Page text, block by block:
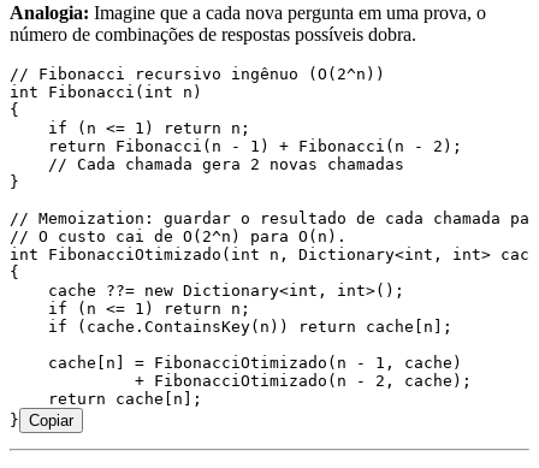
Analogia: Imagine que a cada nova pergunta em uma prova, o
número de combinações de respostas possíveis dobra.
// Fibonacci recursivo ingênuo (O(2^n))
int Fibonacci ( int n)
{
    if
(n <= 1 ) return n;
    return
Fibonacci (n - 1 ) + Fibonacci (n - 2 );
    // Cada chamada gera 2 novas chamadas
}
// Memoization: guardar o resultado de cada chamada
// O custo cai de O(2^n) para O(n).
int FibonacciOtimizado ( int n , Dictionary<int , int>
{
    cache
??= new Dictionary<int , int>();
    if
(n <= 1 ) return n;
    if
( cache . ContainsKey(n)) return cache [n];
    cache
[n] = FibonacciOtimizado (n - 1 ,
cache)
             +
FibonacciOtimizado (n - 2 ,
cache);
    return
cache [n];
} Copiar